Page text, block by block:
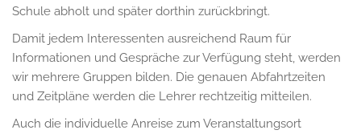
Schule abholt und später dorthin zurückbringt.
Damit jedem Interessenten ausreichend Raum für
Informationen und Gespräche zur Verfügung steht, werden
wir mehrere Gruppen bilden. Die genauen Abfahrtzeiten
und Zeitpläne werden die Lehrer rechtzeitig mitteilen.
Auch die individuelle Anreise zum Veranstaltungsort